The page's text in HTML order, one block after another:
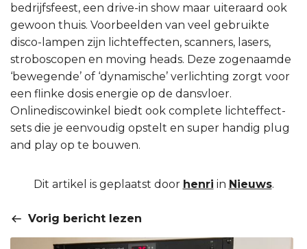
bedrijfsfeest, een drive-in show maar uiteraard ook
gewoon thuis. Voorbeelden van veel gebruikte
disco-lampen zijn lichteffecten, scanners, lasers,
stroboscopen en moving heads. Deze zogenaamde
‘bewegende’ of ‘dynamische’ verlichting zorgt voor
een flinke dosis energie op de dansvloer.
Onlinediscowinkel biedt ook complete lichteffect-
sets die je eenvoudig opstelt en super handig plug
and play op te bouwen.
Dit artikel is geplaatst door henri in Nieuws.
Vorig bericht lezen